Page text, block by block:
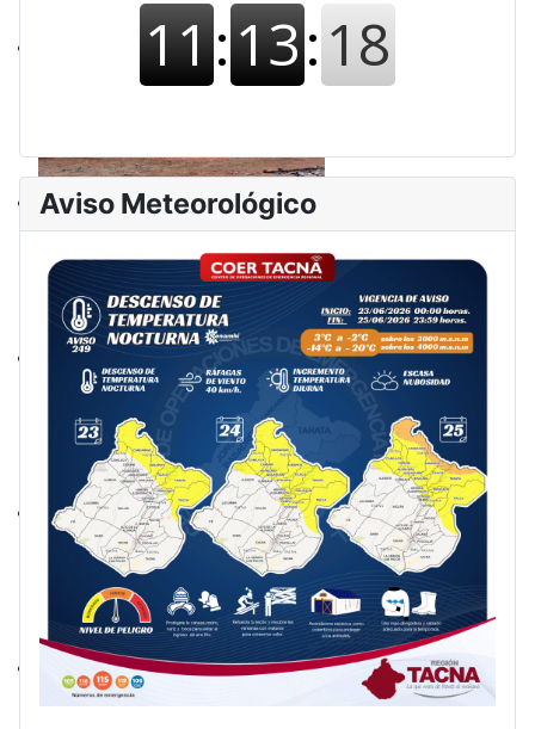
Aviso Meteorológico